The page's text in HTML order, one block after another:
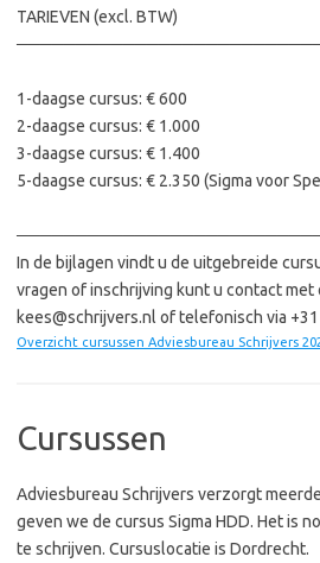
TARIEVEN (excl. BTW)
1-daagse cursus: € 600
2-daagse cursus: € 1.000
3-daagse cursus: € 1.400
5-daagse cursus: € 2.350 (Sigma voor
In de bijlagen vindt u de uitgebreide
vragen of inschrijving kunt u contact met
kees@schrijvers.nl of telefonisch via
Overzicht cursussen Adviesbureau Schrijvers
Cursussen
Adviesbureau Schrijvers verzorgt
geven we de cursus Sigma HDD. Het is
te schrijven. Cursuslocatie is Dordrecht.